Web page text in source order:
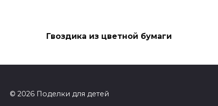
Гвоздика из цветной бумаги
© 2026 Поделки для детей